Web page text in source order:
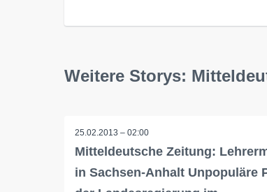
Weitere Storys:
25.02.2013 – 02:00
Mitteldeutsche Zeitung:
in Sachsen-Anhalt Unpopuläre